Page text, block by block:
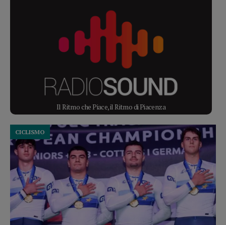
Il Ritmo che Piace, il Ritmo di Piacenza
CICLISMO